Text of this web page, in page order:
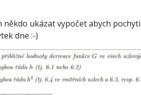
někdo ukázat vypočet abych
dne :-)